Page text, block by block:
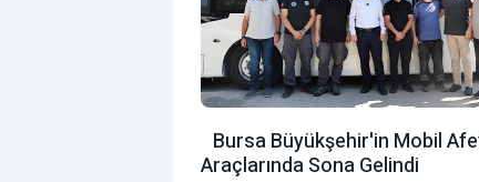
Bursa Büyükşehir'in Mobil
Araçlarında Sona Gelindi